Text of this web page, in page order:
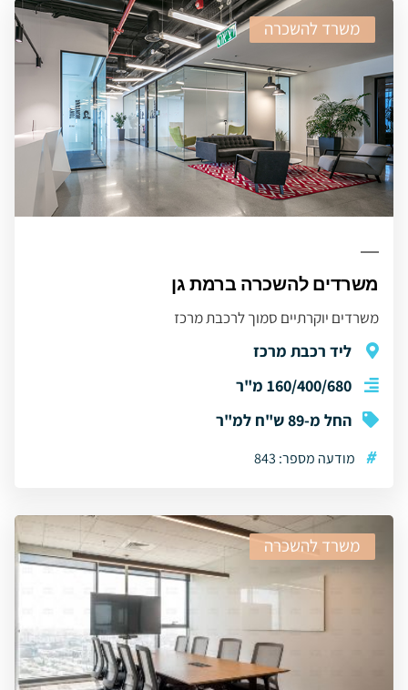
משרד להשכרה
משרדים להשכרה ברמת גן
משרדים יוקרתיים סמוך לרכבת מרכז
ליד רכבת מרכז
160/400/680 מ"ר
החל מ-89 ש"ח למ"ר
# מודעה מספר: 843
משרד להשכרה